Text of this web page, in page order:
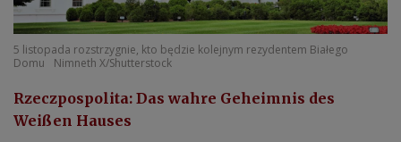
5 listopada rozstrzygnie, kto będzie kolejnym rezydentem Białego
Domu
Nimneth X/Shutterstock
Rzeczpospolita: Das wahre Geheimnis des
Weißen Hauses